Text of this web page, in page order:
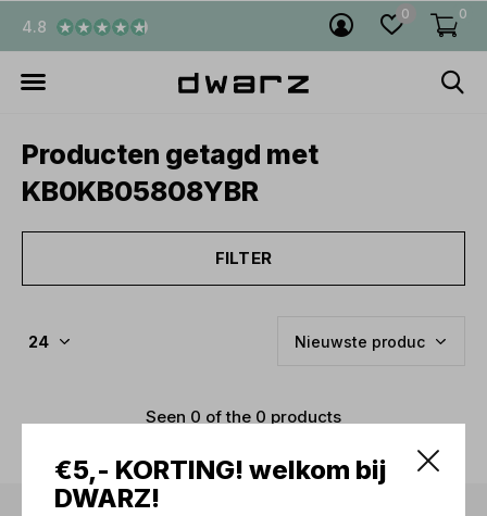
€5,- KORTING! welkom bij
DWARZ!
0 0
4.8
Producten getagd met
KB0KB05808YBR
FILTER
Seen 0 of the 0 products